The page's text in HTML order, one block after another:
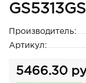
GS5313GS
Производитель:
Артикул:
5466.30